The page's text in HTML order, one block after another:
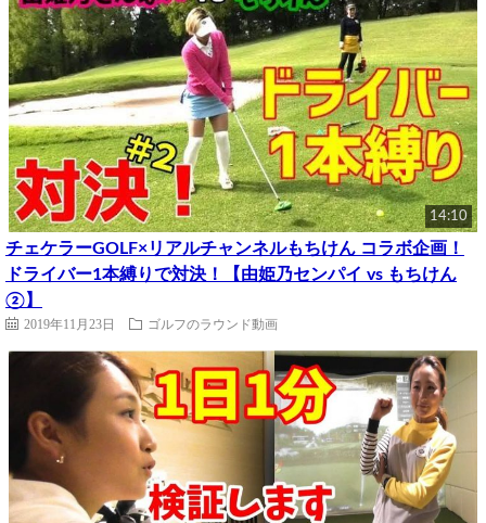
14:10
チェケラーGOLF×リアルチャンネルもちけん コラボ企画！
ドライバー1本縛りで対決！【由姫乃センパイ vs もちけん
②】
2019年11月23日 ゴルフのラウンド動画